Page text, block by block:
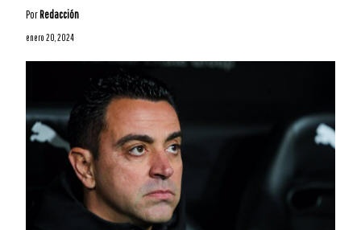
PorRedacción
enero 20, 2024